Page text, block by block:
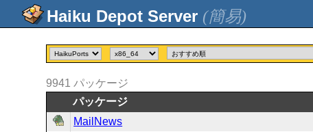
(簡易)
9941 パッケージ
パッケージ
MailNews